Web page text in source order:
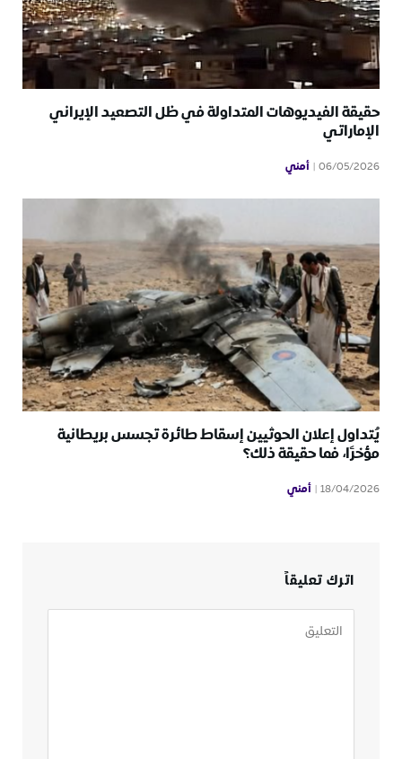
حقيقة الفيديوهات المتداولة في ظل التصعيد الإيراني
الإماراتي
06/05/2026 أمني
يُتداول إعلان الحوثيين إسقاط طائرة تجسس بريطانية
مؤخرًا، فما حقيقة ذلك؟
18/04/2026 أمني
اترك تعليقاً